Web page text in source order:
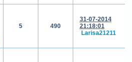
5 490
31-07-2014
21:18:01
Larisa21211